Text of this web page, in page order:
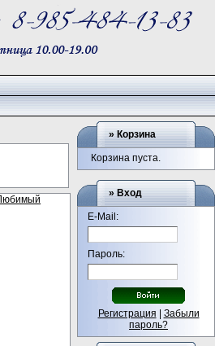
»Корзина
Корзина пуста.
» Вход
E-Mail:
Пароль:
Регистрация | Забыли
пароль?